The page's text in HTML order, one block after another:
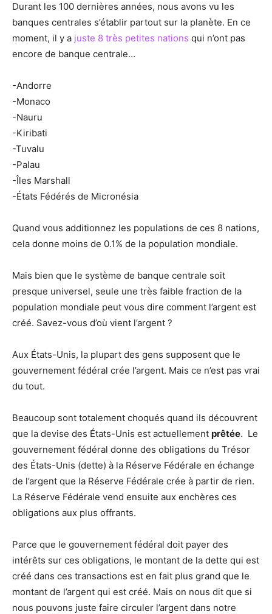
Durant les 100 dernières années, nous avons vu les
banques centrales s’établir partout sur la planète. En ce
moment, il y a juste 8 très petites nations qui n’ont pas
encore de banque centrale…
-Andorre
-Monaco
-Nauru
-Kiribati
-Tuvalu
-Palau
-Îles Marshall
-États Fédérés de Micronésia
Quand vous additionnez les populations de ces 8 nations,
cela donne moins de 0.1% de la population mondiale.
Mais bien que le système de banque centrale soit
presque universel, seule une très faible fraction de la
population mondiale peut vous dire comment l’argent est
créé. Savez-vous d’où vient l’argent ?
Aux États-Unis, la plupart des gens supposent que le
gouvernement fédéral crée l’argent. Mais ce n’est pas vrai
du tout.
Beaucoup sont totalement choqués quand ils découvrent
que la devise des États-Unis est actuellement prêtée. Le
gouvernement fédéral donne des obligations du Trésor
des États-Unis (dette) à la Réserve Fédérale en échange
de l’argent que la Réserve Fédérale crée à partir de rien.
La Réserve Fédérale vend ensuite aux enchères ces
obligations aux plus offrants.
Parce que le gouvernement fédéral doit payer des
intérêts sur ces obligations, le montant de la dette qui est
créé dans ces transactions est en fait plus grand que le
montant de l’argent qui est créé. Mais on nous dit que si
nous pouvons juste faire circuler l’argent dans notre